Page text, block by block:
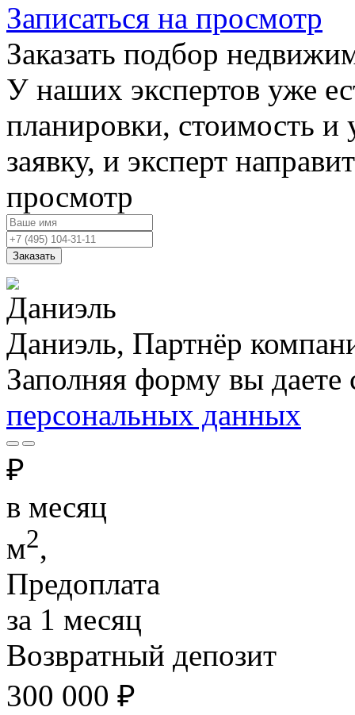
Записаться на просмотр
Заказать подбор
У наших экспертов уже
планировки, стоимость и
заявку, и эксперт
просмотр
Заказать
Даниэль, Партнёр
Заполняя форму вы даете
персональных данных
₽
в месяц
м2,
Предоплата
за 1 месяц
Возвратный депозит
300 000 ₽